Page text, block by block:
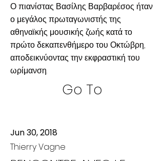
Ο πιανίστας Βασίλης Βαρβαρέσος ήταν
ο μεγάλος πρωταγωνιστής της
αθηναϊκής μουσικής ζωής κατά το
πρώτο δεκαπενθήμερο του Οκτώβρη,
αποδεικνύοντας την εκφραστική του
ωρίμανση.
Go To
Jun 30, 2018
Thierry Vagne